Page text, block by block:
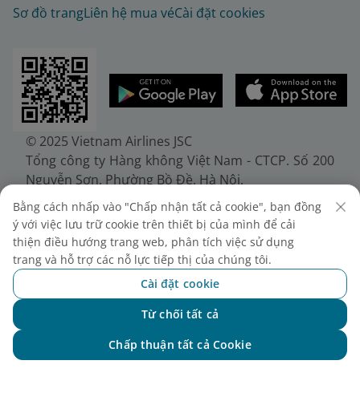
Sơ đồ trangLiên hệ mua véCài đặt cookies
© 2025 Vietnam Airlines JSC
Tổng công ty Hàng không Việt Nam - CTCP. Số 200
Nguyễn Sơn, Phường Bồ Đề, Hà Nội.
Điện thoại: (+84-24) 38272289. Fax: (+84-24)
38722375
Giấy chứng nhận đăng ký doanh nghiệp, mã số
doanh nghiệp 0100107518, đăng ký lần đầu ngày
30/6/2010, đăng ký thay đổi lần thứ 10 ngày
24/7/2025, cấp bởi Sở Tài chính Thành phố Hà Nội.
Bằng cách nhấp vào "Chấp nhận tất cả cookie", bạn đồng
ý với việc lưu trữ cookie trên thiết bị của mình để cải
thiện điều hướng trang web, phân tích việc sử dụng
trang và hỗ trợ các nỗ lực tiếp thị của chúng tôi.
Cài đặt cookie
Từ chối tất cả
Chấp thuận tất cả Cookie